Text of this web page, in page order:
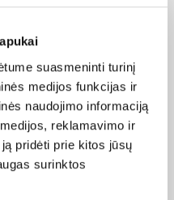
suasmeninti turinį
medijos funkcijas ir
naudojimo informaciją
reklamavimo ir
pridėti prie kitos jūsų
surinktos